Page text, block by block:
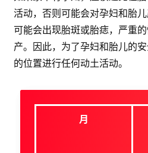
活动，否则可能会对孕妇和胎
可能会出现胎斑或胎痣，严重
产。因此，为了孕妇和胎儿的
的位置进行任何动土活动。
月